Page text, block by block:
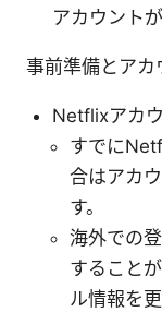
アカウント
事前準備とアカ
Netflixアカ
すでに
合はアカ
す。
海外での
すること
ル情報を更